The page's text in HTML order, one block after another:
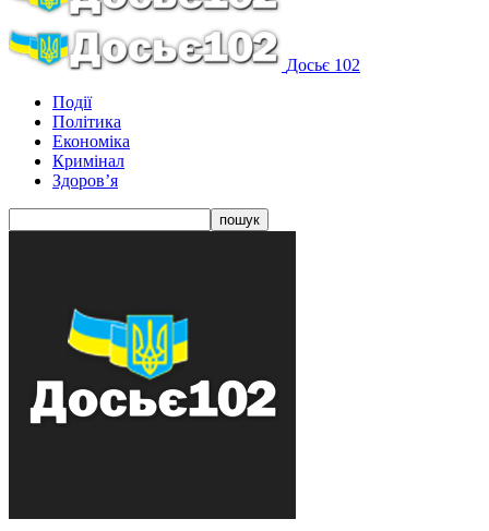
Досьє 102
Події
Політика
Економіка
Кримінал
Здоров’я